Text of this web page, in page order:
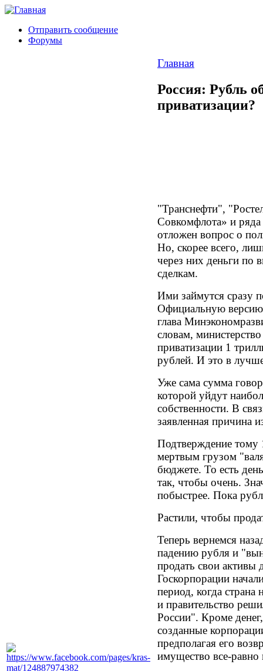
Отправить сообщение
Форумы
Главная
Россия: Рубль
приватизации?
"Транснефти",
Совкомфлота» и
отложен вопрос о
Но, скорее всего,
через них деньги по
сделкам.
Ими займутся сразу
Официальную версию
глава
словам,
приватизации 1
рублей. И это в
Уже сама сумма
которой уйдут
собственности. В
заявленная причина
Подтверждение тому
мертвым грузом
бюджете. То есть
так, чтобы очень.
побыстрее. Пока
Растили, чтобы
Теперь вернемся
падению рубля и
продать свои
Госкорпорации
период, когда
и правительство
России". Кроме
созданные
предполагая его
имущество все-